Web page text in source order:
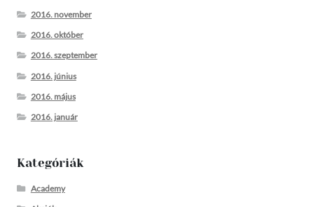
2016. november
2016. október
2016. szeptember
2016. június
2016. május
2016. január
Kategóriák
Academy